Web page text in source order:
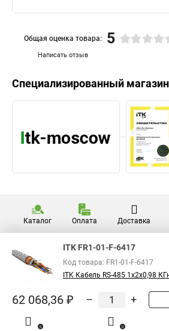
Написать отзыв
Общая оценка товара: 5
Специализированный магазин
Каталог Оплата Доставка
ITK FR1-01-F-6417
Код товара: FR1-01-F-6417
ITK Кабель RS-485 1х2х0,98
62 068,36 ₽ – +
0 0